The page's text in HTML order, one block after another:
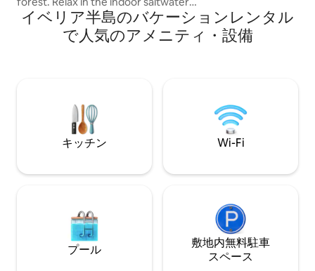
pool, sauna, or hot tub, and enjoy
exclusive services like massages, private
chef, and gourmet breakfasts with fresh
offers the perfect blend of nature,
luxury, for unforgettable experiences.
gebouwd,
en de tuin,
minuten tot
holes op 500m,
3km.
イベリア半島のバケーションレンタル
で人気のアメニティ・設備
キッチン Wi-Fi
プール
敷地内無料駐⁠車
ス⁠ペ⁠ー⁠ス